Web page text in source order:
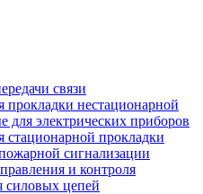
связи
прокладки нестационарной
для электрических приборов
стационарной прокладки
сигнализации
и контроля
силовых цепей